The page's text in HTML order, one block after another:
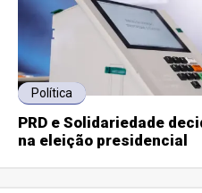
Política
PRD e Solidariedade
na eleição presidencial